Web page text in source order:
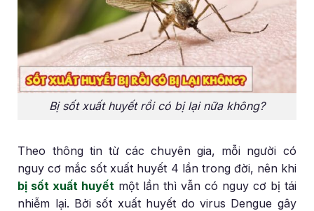
Bị sốt xuất huyết rồi có bị lại nữa không?
Theo thông tin từ các chuyên gia, mỗi người có
nguy cơ mắc sốt xuất huyết 4 lần trong đời, nên khi
bị sốt xuất huyết một lần thì vẫn có nguy cơ bị tái
nhiễm lại. Bởi sốt xuất huyết do virus Dengue gây